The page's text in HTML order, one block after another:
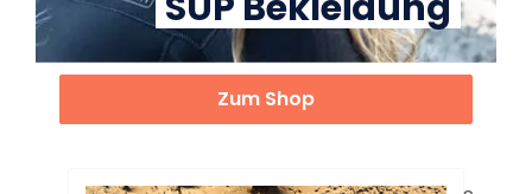
Zum Shop